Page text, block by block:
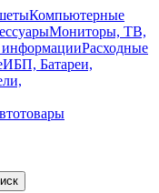
Компьютерные
Мониторы, ТВ,
Расходные
ИБП, Батареи,